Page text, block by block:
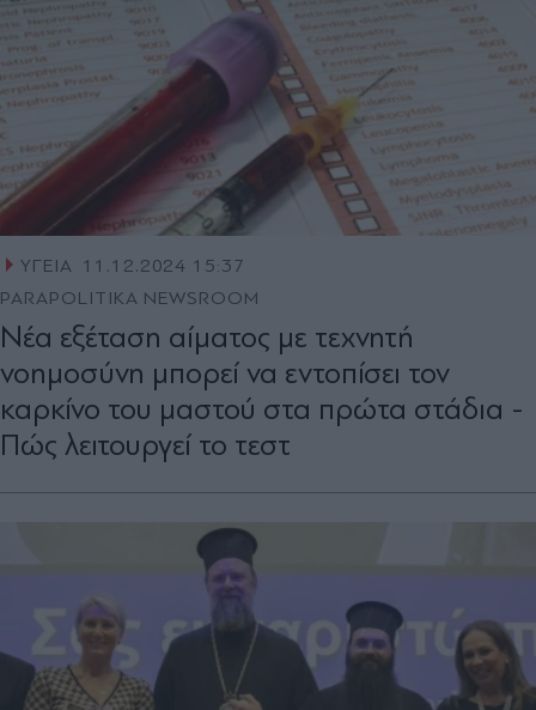
ΥΓΕΙΑ 11.12.2024 15:37
PARAPOLITIKA NEWSROOM
Nέα εξέταση αίματος με τεχνητή
νοημοσύνη μπορεί να εντοπίσει τον
καρκίνο του μαστού στα πρώτα στάδια -
Πώς λειτουργεί το τεστ